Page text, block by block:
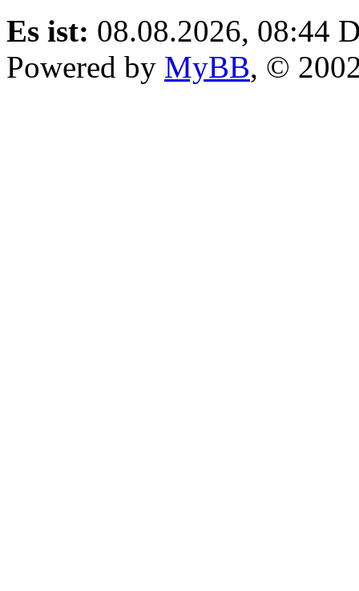
Es ist: 08.08.2026, 08:44
Powered by MyBB, ©